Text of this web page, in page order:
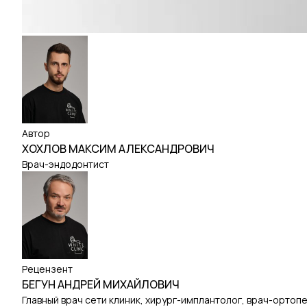
Автор
ХОХЛОВ МАКСИМ АЛЕКСАНДРОВИЧ
Врач-эндодонтист
Рецензент
БЕГУН АНДРЕЙ МИХАЙЛОВИЧ
Главный врач сети клиник, хирург-имплантолог, врач-